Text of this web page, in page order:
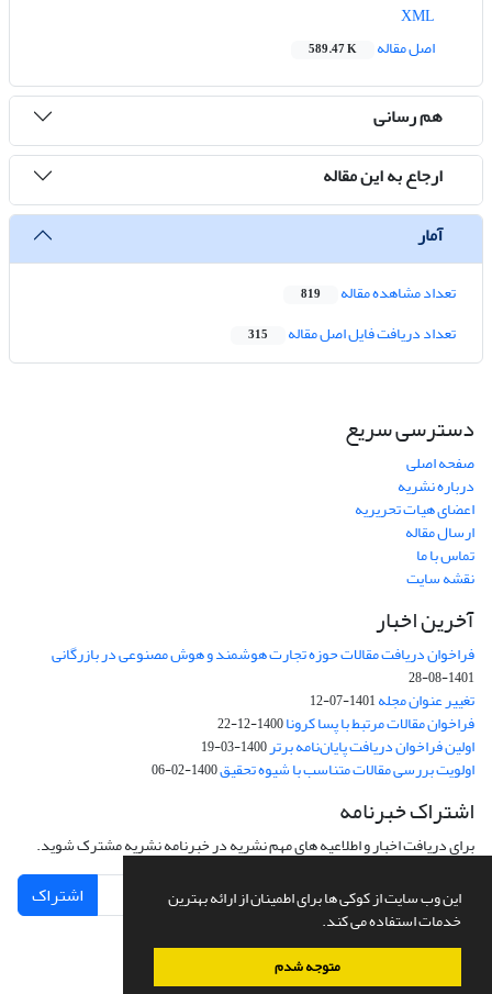
این وب سایت از کوکی ها برای اطمینان از ارائه بهترین
خدمات استفاده می کند.
متوجه شدم
اصل مقاله
589.47 K
هم رسانی
ارجاع به این مقاله
آمار
تعداد مشاهده مقاله 819
تعداد دریافت فایل اصل مقاله 315
دسترسی سریع
صفحه اصلی
درباره نشریه
اعضای هیات تحریریه
ارسال مقاله
تماس با ما
نقشه سایت
آخرین اخبار
فراخوان دریافت مقالات حوزه تجارت هوشمند و هوش مصنوعی در بازرگانی
1401-08-28
تغییر عنوان مجله1401-07-12
فراخوان مقالات مرتبط با پسا کرونا1400-12-22
اولین فراخوان دریافت پایان‌نامه برتر1400-03-19
اولویت بررسی مقالات متناسب با شیوه تحقیق1400-02-06
اشتراک خبرنامه
برای دریافت اخبار و اطلاعیه های مهم نشریه در خبرنامه نشریه مشترک شوید.
اشتراک
سامانه مدیریت نشریات علمی.طراحی و پیاده سازی ازسیناوب